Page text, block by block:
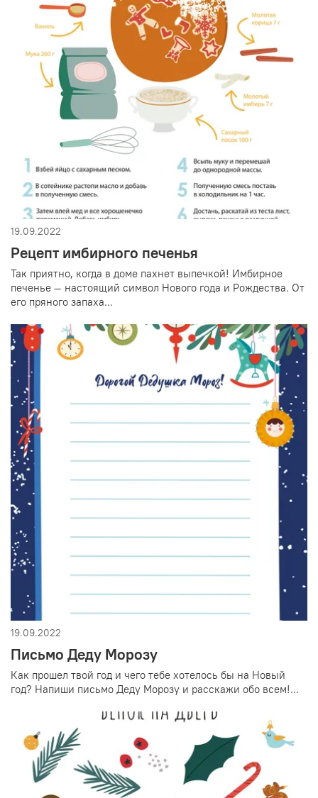
19.09.2022
Рецепт имбирного печенья
Так приятно, когда в доме пахнет выпечкой! Имбирное
печенье — настоящий символ Нового года и Рождества. От
его пряного запаха...
19.09.2022
Письмо Деду Морозу
Как прошел твой год и чего тебе хотелось бы на Новый
год? Напиши письмо Деду Морозу и расскажи обо всем!...